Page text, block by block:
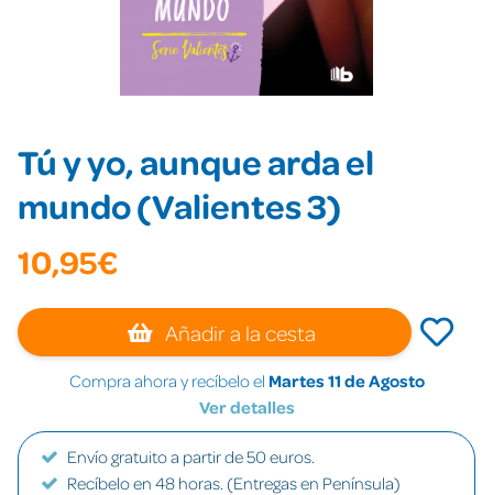
Tú y yo, aunque arda el
mundo (Valientes 3)
10,95€
Añadir a la cesta
Compra ahora y recíbelo el Martes 11 de Agosto
Ver detalles
Envío gratuito a partir de 50 euros.
Recíbelo en 48 horas. (Entregas en Península)